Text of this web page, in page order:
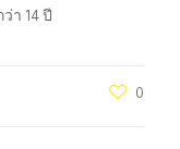
า 14 ปี
0